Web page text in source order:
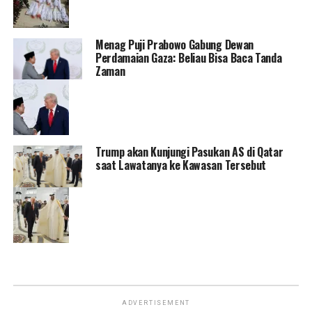
Menag Puji Prabowo Gabung Dewan
Perdamaian Gaza: Beliau Bisa Baca Tanda
Zaman
Trump akan Kunjungi Pasukan AS di Qatar
saat Lawatanya ke Kawasan Tersebut
ADVERTISEMENT